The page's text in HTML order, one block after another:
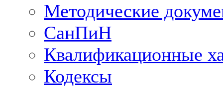
Методические
СанПиН
Квалификационные
Кодексы